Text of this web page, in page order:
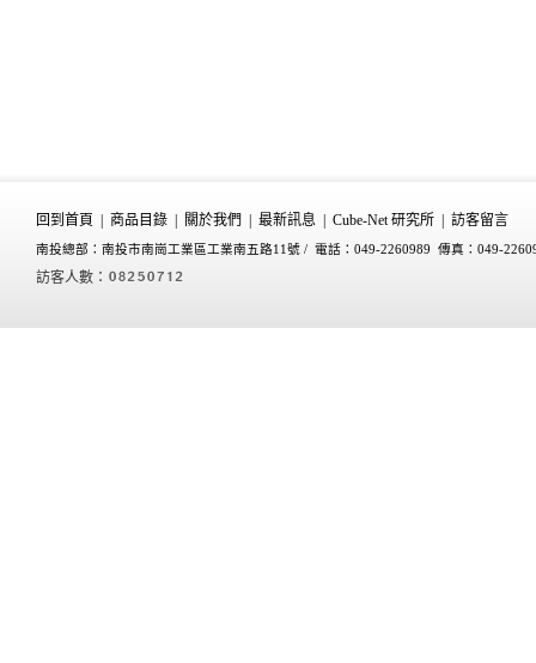
回到首頁 商品目錄 關於我們 最新訊息 Cube-Net 研究所 訪客留言
南投總部：南投市南崗工業區工業南五路11號 / 電話：049-2260989 傳真：049-
訪客人數：